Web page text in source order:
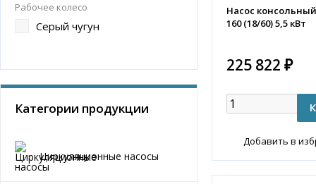
Рабочее колесо
Серый чугун
Категории продукции
Циркуляционные насосы
Насос консольный
160 (18/60) 5,5 кВт
225 822 ₽
Добавить в